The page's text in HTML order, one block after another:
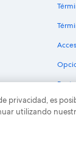
y el logo
privacidad, es
utilizando